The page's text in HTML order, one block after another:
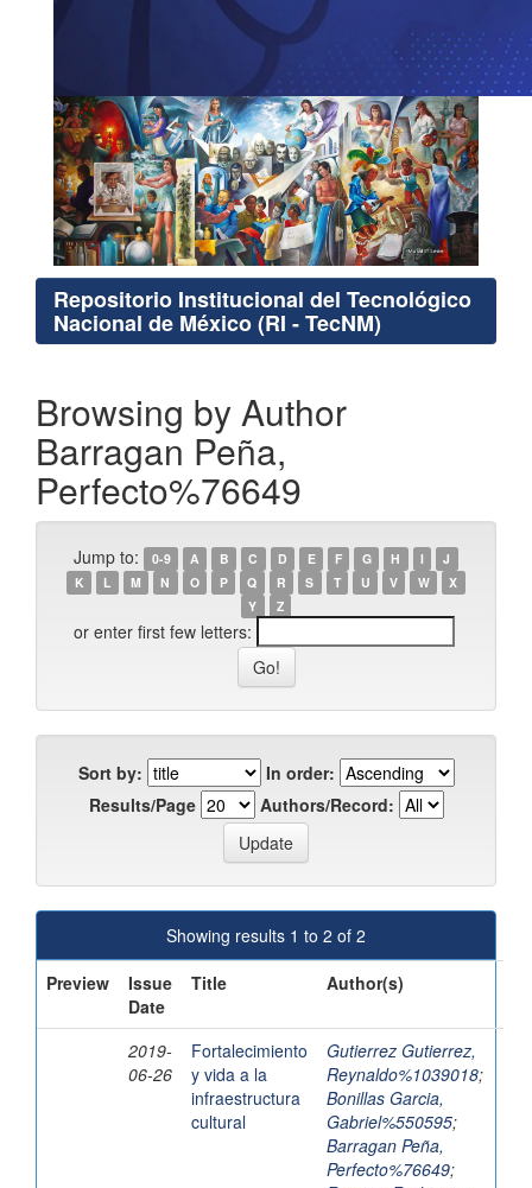
Repositorio Institucional del Tecnológico
Nacional de México (RI - TecNM)
Browsing by Author
Barragan Peña,
Perfecto%76649
Jump to: 0-9 A B C D E F G H I
J
K
L M N O P Q R S T U V W
X
Y
Z
or enter first few letters:
Sort by:
In order:
Results/Page
Authors/Record:
Showing results 1 to 2 of 2
Preview
Issue
Date
Title Author(s)
2019-
06-26
Fortalecimiento
y vida a la
infraestructura
cultural
Gutierrez Gutierrez,
Reynaldo%1039018;
Bonillas Garcia,
Gabriel%550595;
Barragan Peña,
Perfecto%76649;